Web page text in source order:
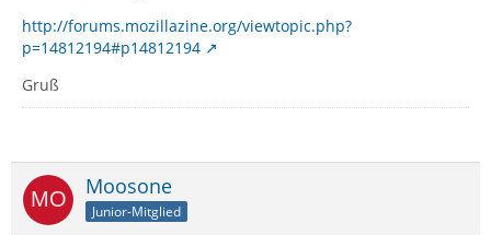
http://forums.mozillazine.org/viewtopic.php?
p=14812194#p14812194
Gruß
Moosone
Junior-Mitglied